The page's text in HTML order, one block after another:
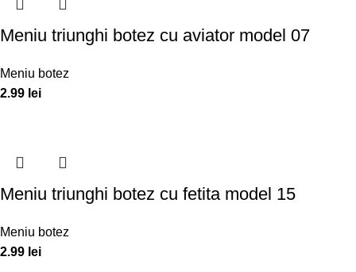
Meniu triunghi botez cu aviator model 07
Meniu botez
2.99 lei
Meniu triunghi botez cu fetita model 15
Meniu botez
2.99 lei